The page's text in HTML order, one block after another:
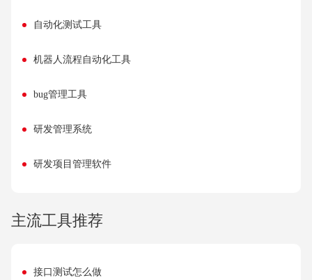
自动化测试工具
机器人流程自动化工具
bug管理工具
研发管理系统
研发项目管理软件
主流工具推荐
接口测试怎么做